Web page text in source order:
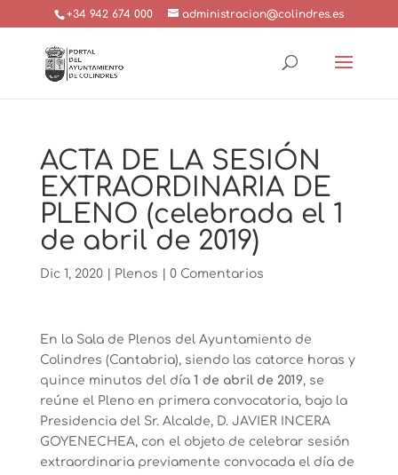
+34 942 674 000 administracion@colindres.es
ACTA DE LA SESIÓN
EXTRAORDINARIA DE
PLENO (celebrada el 1
de abril de 2019)
Dic 1, 2020| Plenos 0 Comentarios
En la Sala de Plenos del Ayuntamiento de
Colindres (Cantabria), siendo las catorce horas y
quince minutos del día 1 de abril de 2019, se
reúne el Pleno en primera convocatoria, bajo la
Presidencia del Sr. Alcalde, D. JAVIER INCERA
GOYENECHEA, con el objeto de celebrar sesión
extraordinaria previamente convocada el día de